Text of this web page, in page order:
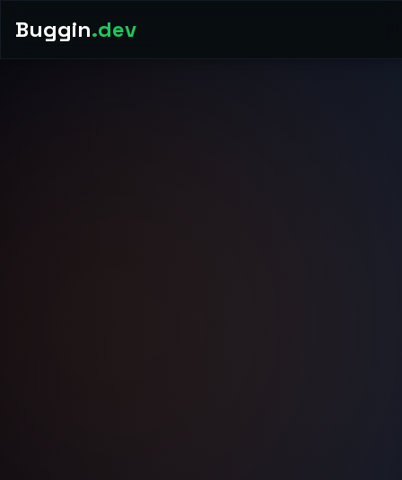
Buggin.dev